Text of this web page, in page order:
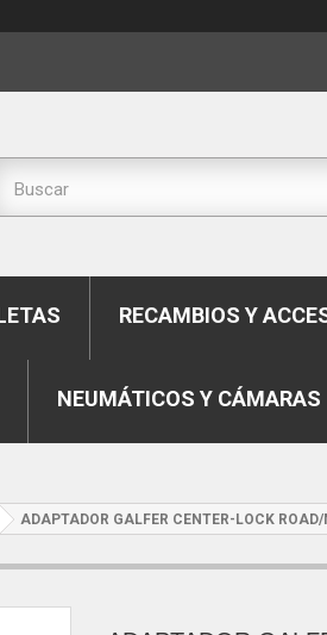
RECAMBIOS Y
NEUMÁTICOS Y CÁMARAS
ADAPTADOR GALFER CENTER-LOCK